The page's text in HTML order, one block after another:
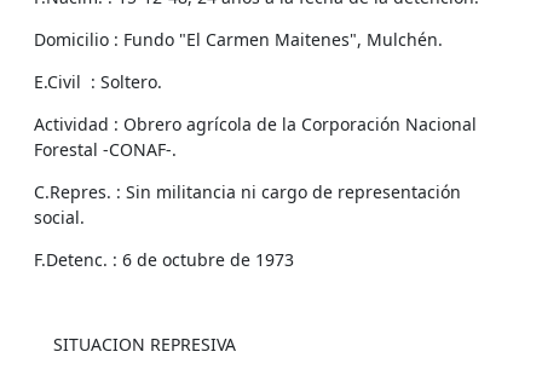
Domicilio : Fundo "El Carmen Maitenes", Mulchén.
E.Civil : Soltero.
Actividad : Obrero agrícola de la Corporación Nacional
Forestal -CONAF-.
C.Repres. : Sin militancia ni cargo de representación
social.
F.Detenc. : 6 de octubre de 1973
SITUACION REPRESIVA